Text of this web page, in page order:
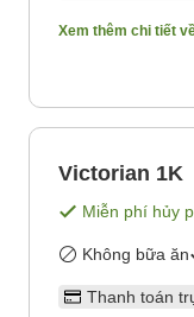
Xem thêm chi tiết
Victorian 1K
Miễn phí hủy
Không bữa ăn
Thanh toán